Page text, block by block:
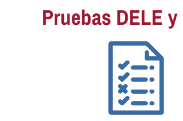
Pruebas DELE y